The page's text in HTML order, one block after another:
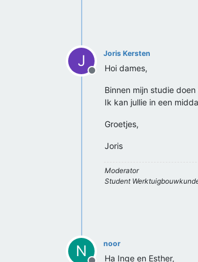
J
Offline
Joris Kersten
Hoi dames,
Binnen mijn studie
Ik kan jullie in een
Groetjes,
Joris
Moderator
Student
N noor
Ha Inge en Esther,